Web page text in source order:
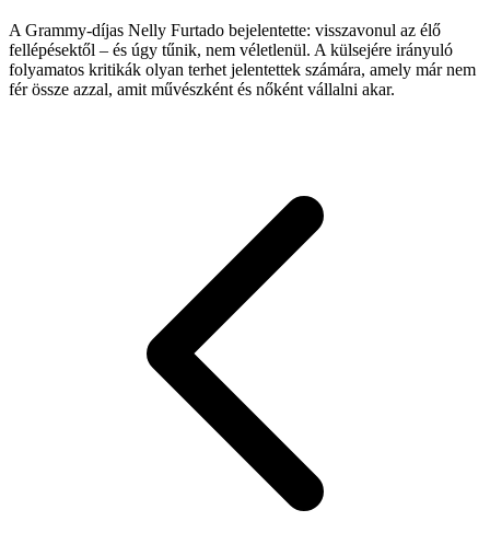
A Grammy-díjas Nelly Furtado bejelentette: visszavonul az élő
fellépésektől – és úgy tűnik, nem véletlenül. A külsejére irányuló
folyamatos kritikák olyan terhet jelentettek számára, amely már nem
fér össze azzal, amit művészként és nőként vállalni akar.